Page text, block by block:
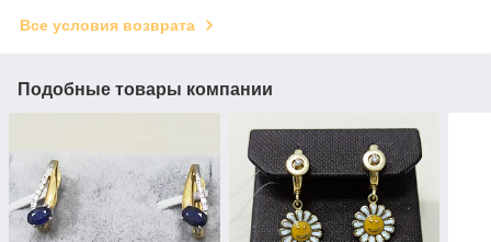
Все условия возврата
Подобные товары компании